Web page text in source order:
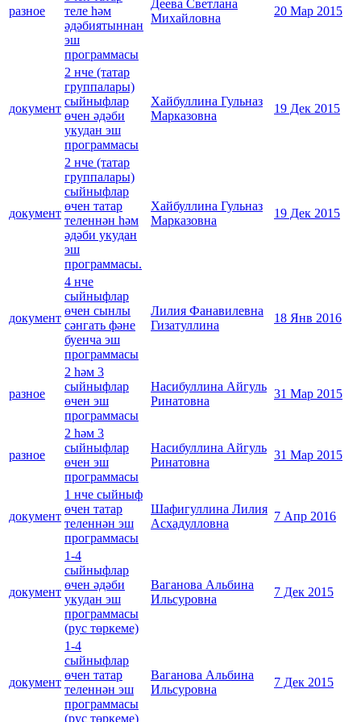
разное
теле һәм
әдәбиятыннан
эш
программасы
Деева Светлана
Михайловна
20 Мар 2015
документ
2 нче (татар
группалары)
сыйныфлар
өчен әдәби
укудан эш
программасы
Хайбуллина Гульназ
Марказовна
19 Дек 2015
документ
2 нче (татар
группалары)
сыйныфлар
өчен татар
теленнән һәм
әдәби укудан
эш
программасы.
Хайбуллина Гульназ
Марказовна
19 Дек 2015
документ
4 нче
сыйныфлар
өчен сынлы
сәнгать фәне
буенча эш
программасы
Лилия Фанавилевна
Гизатуллина
18 Янв 2016
разное
2 һәм 3
сыйныфлар
өчен эш
программасы
Насибуллина Айгуль
Ринатовна
31 Мар 2015
разное
2 һәм 3
сыйныфлар
өчен эш
программасы
Насибуллина Айгуль
Ринатовна
31 Мар 2015
документ
1 нче сыйныф
өчен татар
теленнән эш
программасы
Шафигуллина Лилия
Асхадулловна
7 Апр 2016
документ
1-4
сыйныфлар
өчен әдәби
укудан эш
программасы
(рус төркеме)
Ваганова Альбина
Ильсуровна
7 Дек 2015
документ
1-4
сыйныфлар
өчен татар
теленнән эш
программасы
(рус төркеме)
Ваганова Альбина
Ильсуровна
7 Дек 2015